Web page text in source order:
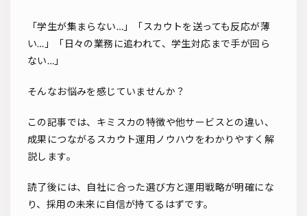
「学生が集まらない…」「スカウトを送っても反応が薄
い…」「日々の業務に追われて、学生対応まで手が回ら
ない…」
そんなお悩みを感じていませんか？
この記事では、キミスカの特徴や他サービスとの違い、
成果につながるスカウト運用ノウハウをわかりやすく解
説します。
読了後には、自社に合った選び方と運用戦略が明確にな
り、採用の未来に自信が持てるはずです。